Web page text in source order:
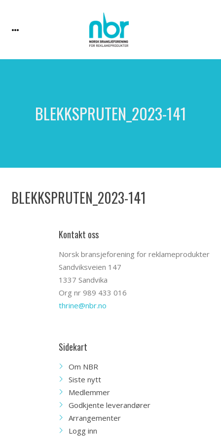
BLEKKSPRUTEN_2023-141
BLEKKSPRUTEN_2023-141
Kontakt oss
Norsk bransjeforening for reklameprodukter
Sandviksveien 147
1337 Sandvika
Org nr 989 433 016
thrine@nbr.no
Sidekart
Om NBR
Siste nytt
Medlemmer
Godkjente leverandører
Arrangementer
Logg inn